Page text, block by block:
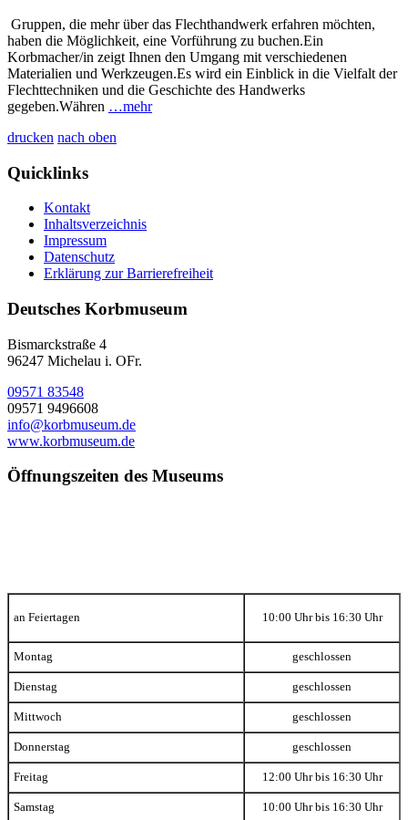
Gruppen, die mehr über das Flechthandwerk erfahren möchten,
haben die Möglichkeit, eine Vorführung zu buchen.Ein
Korbmacher/in zeigt Ihnen den Umgang mit verschiedenen
Materialien und Werkzeugen.Es wird ein Einblick in die Vielfalt der
Flechttechniken und die Geschichte des Handwerks
gegeben.Währen …mehr
drucken nach oben
Quicklinks
Kontakt
Inhaltsverzeichnis
Impressum
Datenschutz
Erklärung zur Barrierefreiheit
Deutsches Korbmuseum
Bismarckstraße 4
96247 Michelau i. OFr.
09571 83548
09571 9496608
info@korbmuseum.de
www.korbmuseum.de
Öffnungszeiten des Museums
an Feiertagen 10:00 Uhr bis 16:30 Uhr
Montag geschlossen
Dienstag geschlossen
Mittwoch geschlossen
Donnerstag geschlossen
Freitag 12:00 Uhr bis 16:30 Uhr
Samstag 10:00 Uhr bis 16:30 Uhr